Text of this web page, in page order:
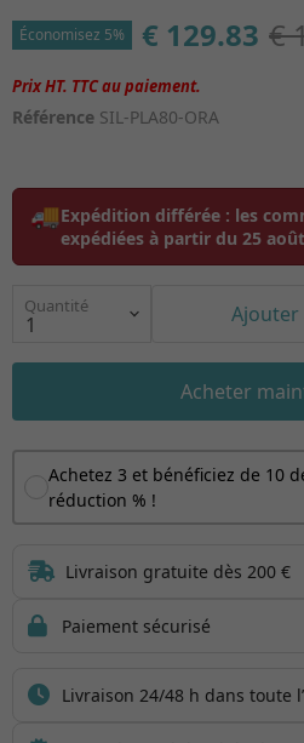
Économisez 5% € 129.83 €
Référence SIL-PLA80-ORA
🚚Expédition différée : les
expédiées à partir du 25
Quantité Ajouter
Acheter
Achetez 3 et bénéficiez de 10
réduction % !